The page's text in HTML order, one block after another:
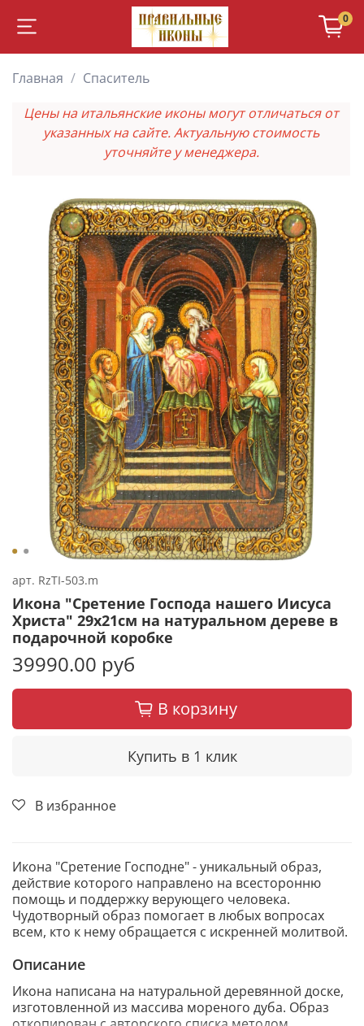
0
Главная
Спаситель
Цены на итальянские иконы могут отличаться от
указанных на сайте. Актуальную стоимость
уточняйте у менеджера.
арт. RzTI-503.m
Икона "Сретение Господа нашего Иисуса
Христа" 29х21см на натуральном дереве в
подарочной коробке
39990.00 руб
В корзину
Купить в 1 клик
В избранное
Икона "Сретение Господне" - уникальный образ,
действие которого направлено на всесторонню
помощь и поддержку верующего человека.
Чудотворный образ помогает в любых вопросах
всем, кто к нему обращается с искренней молитвой.
Описание
Икона написана на натуральной деревянной доске,
изготовленной из массива мореного дуба. Образ